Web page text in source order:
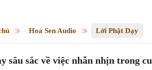
Hoa Sen Audio Lời Phật Dạy
sâu sắc về việc nhẫn nhịn trong